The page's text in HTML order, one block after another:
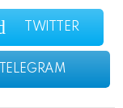
TWITTER
TELEGRAM